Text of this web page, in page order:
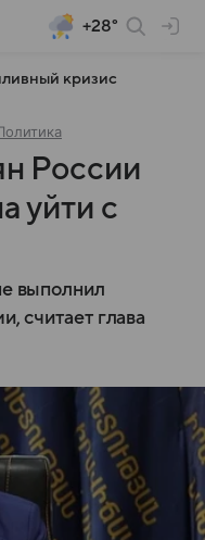
+28°
кризис
России
уйти с
выполнил
считает глава